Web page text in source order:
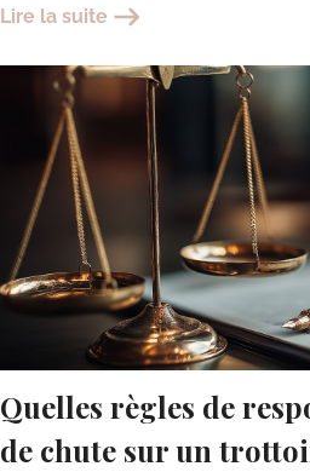
Lire la suite
Quelles règles de
de chute sur un